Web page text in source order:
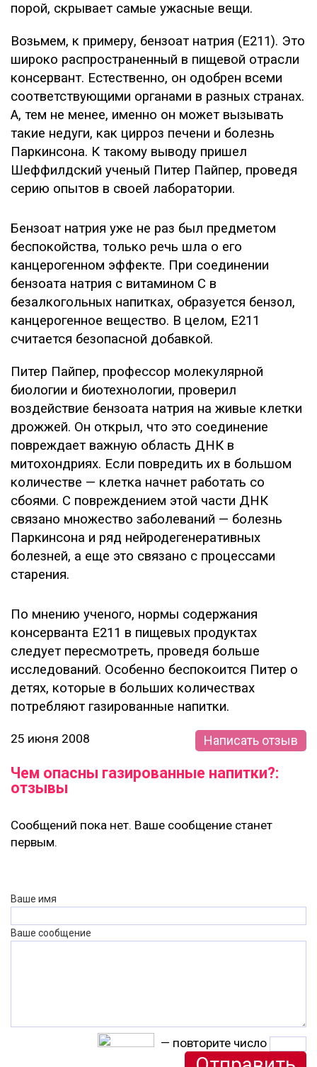
порой, скрывает самые ужасные вещи.
Возьмем, к примеру, бензоат натрия (E211). Это
широко распространенный в пищевой отрасли
консервант. Естественно, он одобрен всеми
соответствующими органами в разных странах.
А, тем не менее, именно он может вызывать
такие недуги, как цирроз печени и болезнь
Паркинсона. К такому выводу пришел
Шеффилдский ученый Питер Пайпер, проведя
серию опытов в своей лаборатории.
Бензоат натрия уже не раз был предметом
беспокойства, только речь шла о его
канцерогенном эффекте. При соединении
бензоата натрия с витамином C в
безалкогольных напитках, образуется бензол,
канцерогенное вещество. В целом, E211
считается безопасной добавкой.
Питер Пайпер, профессор молекулярной
биологии и биотехнологии, проверил
воздействие бензоата натрия на живые клетки
дрожжей. Он открыл, что это соединение
повреждает важную область ДНК в
митохондриях. Если повредить их в большом
количестве — клетка начнет работать со
сбоями. С повреждением этой части ДНК
связано множество заболеваний — болезнь
Паркинсона и ряд нейродегенеративных
болезней, а еще это связано с процессами
старения.
По мнению ученого, нормы содержания
консерванта E211 в пищевых продуктах
следует пересмотреть, проведя больше
исследований. Особенно беспокоится Питер о
детях, которые в больших количествах
потребляют газированные напитки.
25 июня 2008 Написать отзыв
Чем опасны газированные напитки?:
отзывы
Сообщений пока нет. Ваше сообщение станет
первым.
Ваше имя
Ваше сообщение
— повторите число